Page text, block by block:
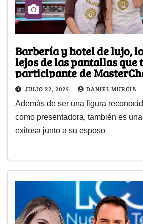
Barbería y hotel de lujo,
lejos de las pantallas que
participante de
JULIO 22, 2025 DANIEL MURCIA
Además de ser una figura
como presentadora, también es
exitosa junto a su esposo